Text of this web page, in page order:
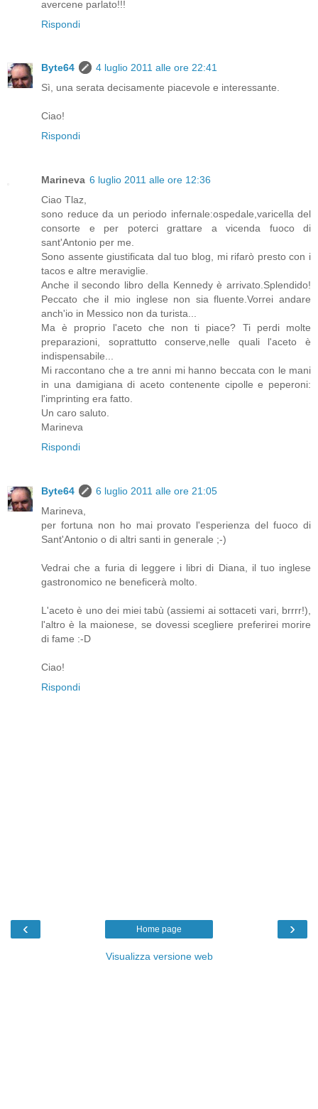
avercene parlato!!!
Rispondi
Byte64
4 luglio 2011 alle ore 22:41
Sì, una serata decisamente piacevole e interessante.
Ciao!
Rispondi
Marineva 6 luglio 2011 alle ore 12:36
Ciao Tlaz,
sono reduce da un periodo infernale:ospedale,varicella del
consorte e per poterci grattare a vicenda fuoco di
sant'Antonio per me.
Sono assente giustificata dal tuo blog, mi rifarò presto con i
tacos e altre meraviglie.
Anche il secondo libro della Kennedy è arrivato.Splendido!
Peccato che il mio inglese non sia fluente.Vorrei andare
anch'io in Messico non da turista...
Ma è proprio l'aceto che non ti piace? Ti perdi molte
preparazioni, soprattutto conserve,nelle quali l'aceto è
indispensabile...
Mi raccontano che a tre anni mi hanno beccata con le mani
in una damigiana di aceto contenente cipolle e peperoni:
l'imprinting era fatto.
Un caro saluto.
Marineva
Rispondi
Byte64
6 luglio 2011 alle ore 21:05
Marineva,
per fortuna non ho mai provato l'esperienza del fuoco di
Sant'Antonio o di altri santi in generale ;-)
Vedrai che a furia di leggere i libri di Diana, il tuo inglese
gastronomico ne beneficerà molto.
L'aceto è uno dei miei tabù (assiemi ai sottaceti vari, brrrr!),
l'altro è la maionese, se dovessi scegliere preferirei morire
di fame :-D
Ciao!
Rispondi
‹ ›
Home page
Visualizza versione web